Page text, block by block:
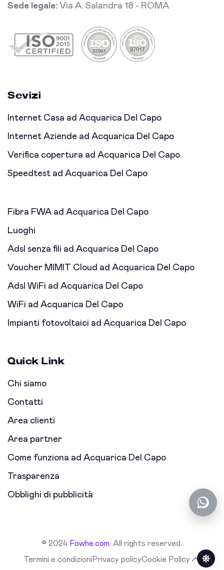
Sede legale: Via A. Salandra 18 - ROMA
Sevizi
Internet Casa ad Acquarica Del Capo
Internet Aziende ad Acquarica Del Capo
Verifica copertura ad Acquarica Del Capo
Speedtest ad Acquarica Del Capo
Fibra FWA ad Acquarica Del Capo
Luoghi
Adsl senza fili ad Acquarica Del Capo
Voucher MIMIT Cloud ad Acquarica Del Capo
Adsl WiFi ad Acquarica Del Capo
WiFi ad Acquarica Del Capo
Impianti fotovoltaici ad Acquarica Del Capo
Quick Link
Chi siamo
Contatti
Area clienti
Area partner
Come funziona ad Acquarica Del Capo
Trasparenza
Obblighi di pubblicità
© 2024 Fowhe.com. All rights reserved.
Termini e condizioni Privacy policyCookie Policy